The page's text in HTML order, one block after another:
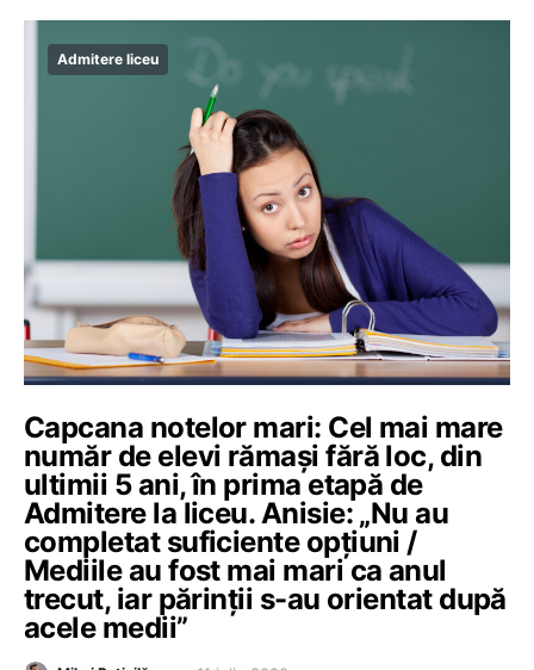
Admitere liceu
Capcana notelor mari: Cel mai mare
număr de elevi rămași fără loc, din
ultimii 5 ani, în prima etapă de
Admitere la liceu. Anisie: „Nu au
completat suficiente opțiuni /
Mediile au fost mai mari ca anul
trecut, iar părinții s-au orientat după
acele medii”